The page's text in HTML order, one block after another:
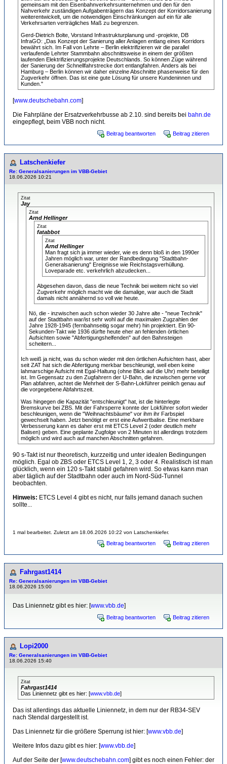
gemeinsam mit den Eisenbahnverkehrsunternehmen und den für den
Nahverkehr zuständigen Aufgabenträgern das Konzept der Korridorsanierung
weiterentwickelt, um die notwendigen Einschränkungen auf ein für alle
Verkehrsarten verträgliches Maß zu begrenzen.
Gerd-Dietrich Bolte, Vorstand Infrastrukturplanung und -projekte, DB
InfraGO: „Das Konzept der Sanierung aller Anlagen entlang eines Korridors
bewährt sich. Im Fall von Lehrte – Berlin elektrifizieren wir die parallel
verlaufende Lehrter Stammbahn abschnittsweise in einem der größten
laufenden Elektrifizierungsprojekte Deutschlands. So können Züge während
der Sanierung der Schnellfahrstrecke dort entlangfahren. Anders als bei
Hamburg – Berlin können wir daher einzelne Abschnitte phasenweise für den
Zugverkehr öffnen. Das ist eine gute Lösung für unsere Kundeninnen und
Kunden."
[www.deutschebahn.com]
Die Fahrpläne der Ersatzverkehrbusse ab 2.10. sind bereits bei bahn.de
eingepflegt, beim VBB noch nicht.
Beitrag beantworten Beitrag zitieren
Latschenkiefer
Re: Generalsanierungen im VBB-Gebiet
18.06.2026 10:21
Zitat
Jay
Zitat
Arnd Hellinger
Zitat
fatabbot
Zitat
Arnd Hellinger
Man fragt sich ja immer wieder, wie es denn bloß in den 1990er
Jahren möglich war, unter der Randbedingung "Stadtbahn-
Generalsanierung" Ereignisse wie Reichstagsverhüllung.
Loveparade etc. verkehrlich abzudecken...
Abgesehen davon, dass die neue Technik bei weitem nicht so viel
Zugverkehr möglich macht wie die damalige, war auch die Stadt
damals nicht annähernd so voll wie heute.
Nö, die - inzwischen auch schon wieder 30 Jahre alte - "neue Technik"
auf der Stadtbahn war/ist sehr wohl auf die maximalen Zugzahlen der
Jahre 1928-1945 (fernbahnseitig sogar mehr) hin projektiert. Ein 90-
Sekunden-Takt wie 1936 dürfte heute eher an fehlenden örtlichen
Aufsichten sowie "Abfertigungshelfenden" auf den Bahnsteigen
scheitern...
Ich weiß ja nicht, was du schon wieder mit den örtlichen Aufsichten hast, aber
seit ZAT hat sich die Abfertigung merkbar beschleunigt, weil eben keine
lahmarschige Aufsicht mit Egal-Haltung (ohne Blick auf die Uhr) mehr beteiligt
ist. Im Gegensatz zu den Zugfahrern der U-Bahn, die inzwischen gerne vor
Plan abfahren, achtet die Mehrheit der S-Bahn-Lokführer peinlich genau auf
die vorgegebene Abfahrtszeit.
Was hingegen die Kapazität "entschleunigt" hat, ist die hinterlegte
Bremskurve bei ZBS. Mit der Fahrsperre konnte der Lokführer sofort wieder
beschleunigen, wenn die "Weihnachtsbäume" vor ihm ihr Farbspiel
gewechselt haben. Jetzt benötigt er erst eine Aufwertbalise. Eine merkbare
Verbesserung kann es daher erst mit ETCS Level 2 (oder deutlich mehr
Balisen) geben. Eine geplante Zugfolge von 2 Minuten ist allerdings trotzdem
möglich und wird auch auf manchen Abschnitten gefahren.
90 s-Takt ist nur theoretisch, kurzzeitig und unter idealen Bedingungen
möglich. Egal ob ZBS oder ETCS Level 1, 2, 3 oder 4. Realistisch ist man
glücklich, wenn ein 120 s-Takt stabil gefahren wird. So etwas kann man
aber täglich auf der Stadtbahn oder auch im Nord-Süd-Tunnel
beobachten.
Hinweis: ETCS Level 4 gibt es nicht, nur falls jemand danach suchen
sollte...
1 mal bearbeitet. Zuletzt am 18.06.2026 10:22 von Latschenkiefer.
Beitrag beantworten Beitrag zitieren
Fahrgast1414
Re: Generalsanierungen im VBB-Gebiet
18.06.2026 15:00
Das Liniennetz gibt es hier: [www.vbb.de]
Beitrag beantworten Beitrag zitieren
Lopi2000
Re: Generalsanierungen im VBB-Gebiet
18.06.2026 15:40
Zitat
Fahrgast1414
Das Liniennetz gibt es hier: [www.vbb.de]
Das ist allerdings das aktuelle Liniennetz, in dem nur der RB34-SEV
nach Stendal dargestellt ist.
Das Liniennetz für die größere Sperrung ist hier: [www.vbb.de]
Weitere Infos dazu gibt es hier: [www.vbb.de]
Auf der Seite der [www.deutschebahn.com] gibt es noch einen Fehler: der